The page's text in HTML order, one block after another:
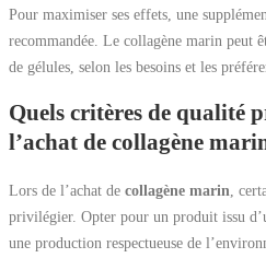
Pour maximiser ses effets, une
recommandée. Le collagène marin peut
de gélules, selon les besoins et les
Quels critères de qualité
l’achat de collagène
Lors de l’achat de collagène marin ,
privilégier. Opter pour un produit issu
une production respectueuse de